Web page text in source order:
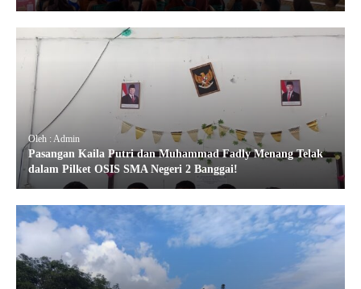
Oleh : Admin
Pasangan Kaila Putri dan Muhammad Fadly Menang Telak
dalam Pilket OSIS SMA Negeri 2 Banggai!